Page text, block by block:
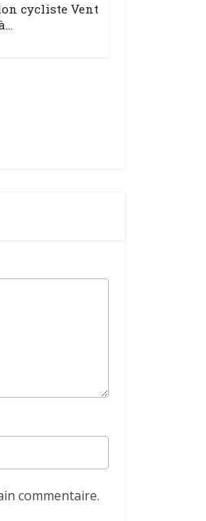
cycliste Vent
commentaire.